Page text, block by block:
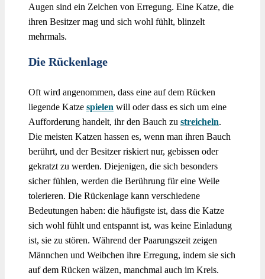
Augen sind ein Zeichen von Erregung. Eine Katze, die
ihren Besitzer mag und sich wohl fühlt, blinzelt
mehrmals.
Die Rückenlage
Oft wird angenommen, dass eine auf dem Rücken
liegende Katze spielen will oder dass es sich um eine
Aufforderung handelt, ihr den Bauch zu streicheln.
Die meisten Katzen hassen es, wenn man ihren Bauch
berührt, und der Besitzer riskiert nur, gebissen oder
gekratzt zu werden. Diejenigen, die sich besonders
sicher fühlen, werden die Berührung für eine Weile
tolerieren. Die Rückenlage kann verschiedene
Bedeutungen haben: die häufigste ist, dass die Katze
sich wohl fühlt und entspannt ist, was keine Einladung
ist, sie zu stören. Während der Paarungszeit zeigen
Männchen und Weibchen ihre Erregung, indem sie sich
auf dem Rücken wälzen, manchmal auch im Kreis.